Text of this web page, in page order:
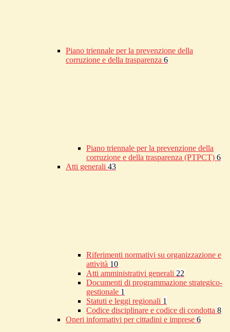
Piano triennale per la prevenzione della
corruzione e della trasparenza 6
Piano triennale per la prevenzione della
corruzione e della trasparenza (PTPCT) 6
Atti generali 43
Riferimenti normativi su organizzazione e
attività 10
Atti amministrativi generali 22
Documenti di programmazione strategico-
gestionale 1
Statuti e leggi regionali 1
Codice disciplinare e codice di condotta 8
Oneri informativi per cittadini e imprese 6